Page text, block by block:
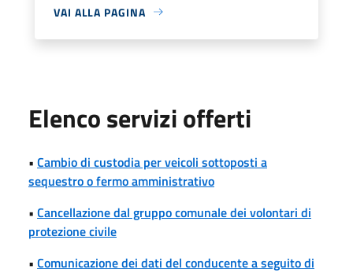
VAI ALLA PAGINA
Elenco servizi offerti
• Cambio di custodia per veicoli sottoposti a
sequestro o fermo amministrativo
• Cancellazione dal gruppo comunale dei volontari di
protezione civile
• Comunicazione dei dati del conducente a seguito di